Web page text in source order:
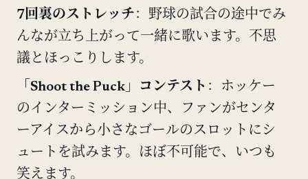
7回裏のストレッチ ：野球の試合の途中でみ
んなが立ち上がって一緒に歌います。不思
議とほっこりします。
「Shoot the Puck」コンテスト ：ホッケー
のインターミッション中、ファンがセンタ
ーアイスから小さなゴールのスロットにシ
ュートを試みます。ほぼ不可能で、いつも
笑えます。